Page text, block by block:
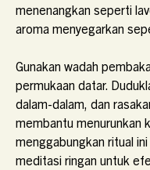
menenangkan seperti
aroma menyegarkan
Gunakan wadah
permukaan datar.
dalam-dalam, dan
membantu menurunkan
menggabungkan ritual
meditasi ringan untuk